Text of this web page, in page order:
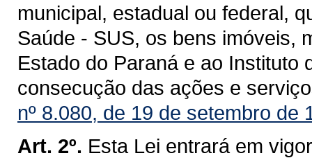
municipal, estadual ou federal,
Saúde - SUS, os bens imóveis,
Estado do Paraná e ao Instituto
consecução das ações e
nº 8.080, de 19 de setembro de
Art. 2º. Esta Lei entrará em